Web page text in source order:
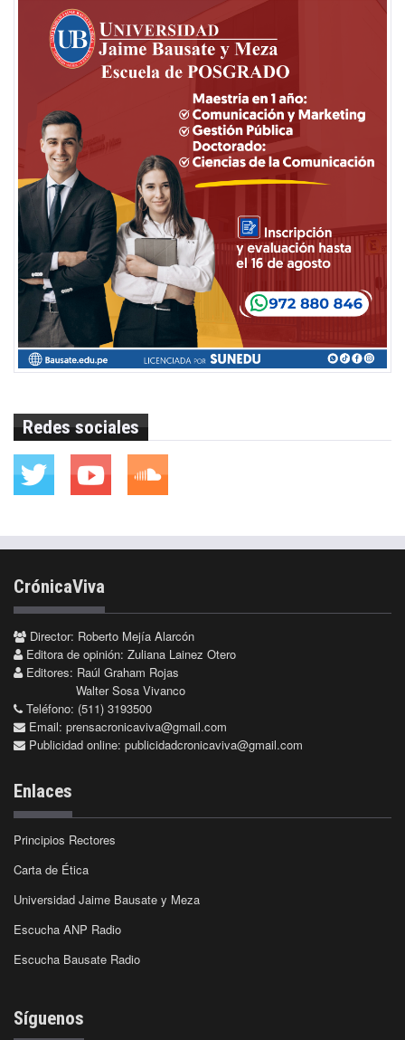
Redes sociales
CrónicaViva
Director: Roberto Mejía Alarcón
Editora de opinión: Zuliana Lainez Otero
Editores: Raúl Graham Rojas
Walter Sosa Vivanco
Teléfono: (511) 3193500
Email: prensacronicaviva@gmail.com
Publicidad online: publicidadcronicaviva@gmail.com
Enlaces
Principios Rectores
Carta de Ética
Universidad Jaime Bausate y Meza
Escucha ANP Radio
Escucha Bausate Radio
Síguenos